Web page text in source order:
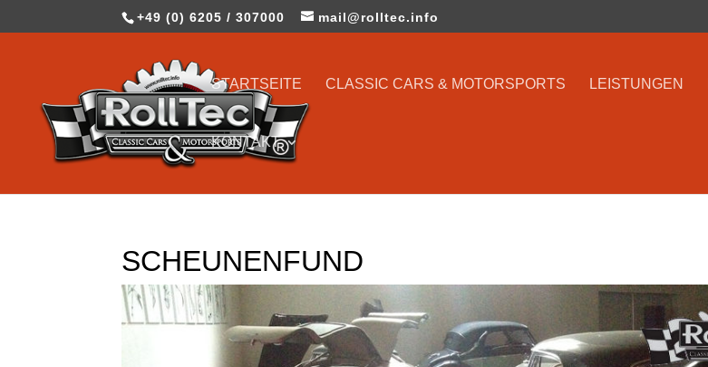
+49 (0) 6205 / 307000 mail@rolltec.info
STARTSEITE CLASSIC CARS & MOTORSPORTS LEISTUNGEN
KONTAKT
SCHEUNENFUND